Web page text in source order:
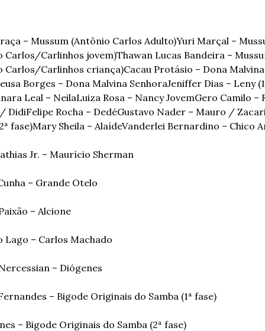
– Mussum (Antônio Carlos Adulto)Yuri Marçal –
Carlos/Carlinhos jovem)Thawan Lucas Bandeira –
Carlos/Carlinhos criança)Cacau Protásio – Dona Malvina
Borges – Dona Malvina SenhoraJeniffer Dias – Leny
Leal – NeilaLuiza Rosa – Nancy JovemGero Camilo –
DidiFelipe Rocha – DedéGustavo Nader – Mauro /
fase)Mary Sheila – AlaídeVanderlei Bernardino – Chico
Jr. – Maurício Sherman
– Grande Otelo
– Alcione
Lago – Carlos Machado
– Diógenes
– Bigode Originais do Samba (1ª fase)
– Bigode Originais do Samba (2ª fase)